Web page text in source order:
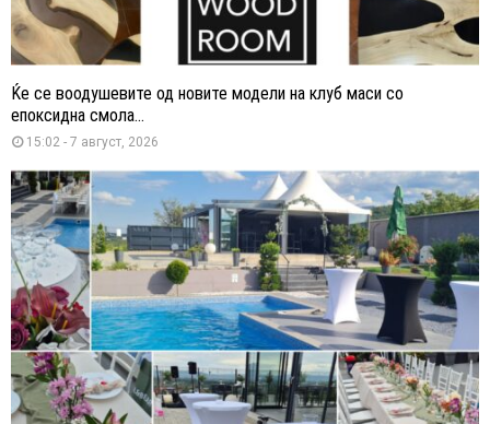
Ќе се воодушевите од новите модели на клуб маси со
епоксидна смола...
15:02 - 7 август, 2026